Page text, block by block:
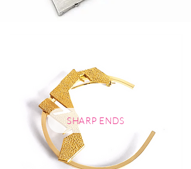
SHARP ENDS